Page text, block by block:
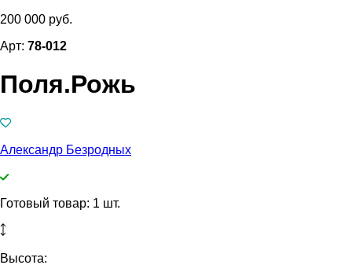
200 000 руб.
Арт: 78-012
Поля.Рожь
Александр Безродных
Готовый товар: 1 шт.
Высота: